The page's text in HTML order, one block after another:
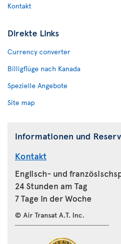
Kontakt
Direkte Links
Currency converter
Billigflüge nach Kanada
Spezielle Angebote
Site map
Informationen und
Kontakt
Englisch- und
24 Stunden am Tag
7 Tage in der Woche
© Air Transat A.T. Inc.